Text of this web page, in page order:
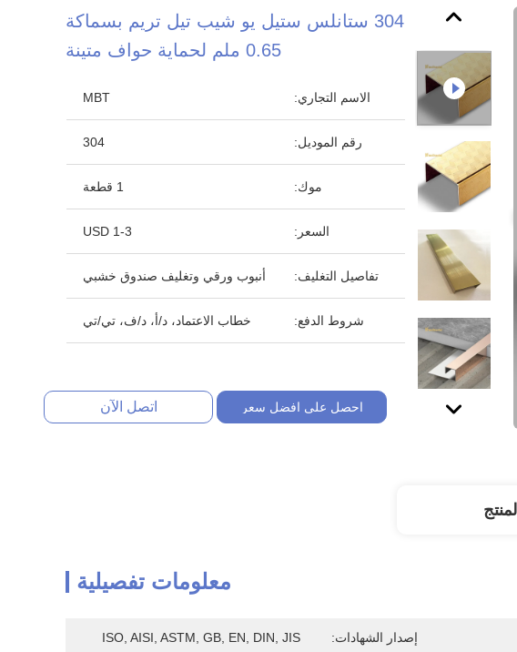
304 ستانلس ستيل يو شيب تيل تريم بسماكة
0.65 ملم لحماية حواف متينة
الاسم التجاري: MBT
رقم الموديل: 304
موك: 1 قطعة
السعر: 1-3 USD
تفاصيل التغليف: أنبوب ورقي وتغليف صندوق خشبي
شروط الدفع: خطاب الاعتماد، د/أ، د/ف، تي/تي
احصل على افضل سعر اتصل الآن
معلومات تفصيلية
إصدار الشهادات: ISO, AISI, ASTM, GB, EN, DIN, JIS